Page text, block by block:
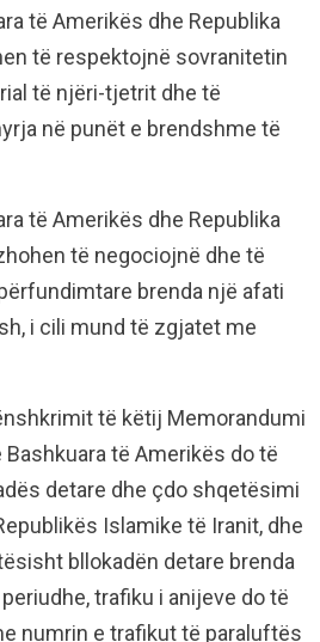
të Amerikës dhe Republika
të respektojnë sovranitetin
të njëri-tjetrit dhe të
në punët e brendshme të
të Amerikës dhe Republika
të negociojnë dhe të
brenda një afati
i cili mund të zgjatet me
të këtij Memorandumi
të Amerikës do të
detare dhe çdo shqetësimi
Islamike të Iranit, dhe
bllokadën detare brenda
trafiku i anijeve do të
numrin e trafikut të paraluftës